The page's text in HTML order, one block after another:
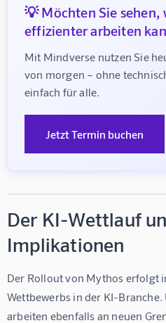
💡 Möchten Sie sehen,
effizienter arbeiten
Mit Mindverse nutzen Sie
von morgen – ohne
einfach für alle.
Jetzt Termin buchen
Der KI-Wettlauf
Implikationen
Der Rollout von Mythos erfolgt
Wettbewerbs in der KI-
arbeiten ebenfalls an neuen